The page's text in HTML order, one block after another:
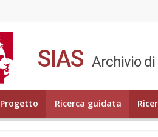
SIAS Archivio
Progetto Ricerca guidata